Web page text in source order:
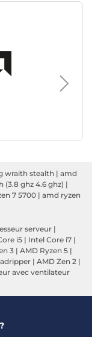
Intel
wraith stealth | amd
(3.8 ghz 4.6 ghz) |
7 5700 | amd ryzen
serveur |
i5 | Intel Core i7 |
3 | AMD Ryzen 5 |
| AMD Zen 2 |
avec ventilateur